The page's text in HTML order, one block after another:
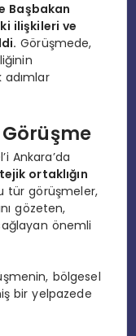
Başbakan
ilişkileri ve
Görüşmede,
Ankara’da
ortaklığın
tür görüşmeler,
gözeten,
önemli
bölgesel
bir yelpazede